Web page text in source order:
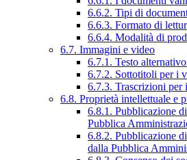
6.6.2. Tipi di
6.6.3. Formato di
6.6.4. Modalità di
6.7. Immagini e video
6.7.1. Testo
6.7.2. Sottotitoli per i
6.7.3. Trascrizioni per
6.8. Proprietà intellettuale e
6.8.1. Pubblicazione
Pubblica
6.8.2. Pubblicazione
dalla Pubblica